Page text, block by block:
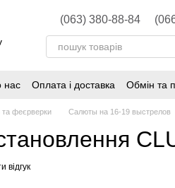
(063) 380-88-84
нас Оплата і доставка Обмін та
феєрверки Салюты на 16-19 выстрелов
відгук